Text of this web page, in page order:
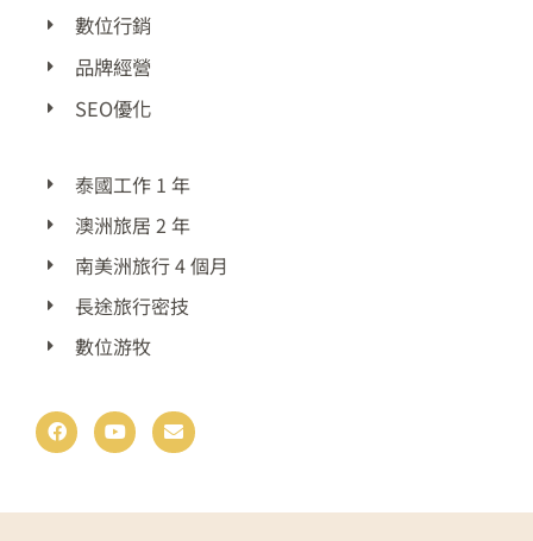
數位行銷
品牌經營
SEO優化
泰國工作 1 年
澳洲旅居 2 年
南美洲旅行 4 個月
長途旅行密技
數位游牧
c
e
b
k
u
t
u
v
e
l
e